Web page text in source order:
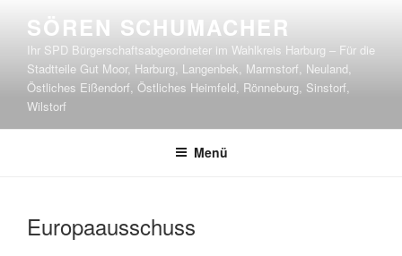
Inhalt
springen
SÖREN SCHUMACHER
Ihr SPD Bürgerschaftsabgeordneter im Wahlkreis Harburg – Für die
Stadtteile Gut Moor, Harburg, Langenbek, Marmstorf, Neuland,
Östliches Eißendorf, Östliches Heimfeld, Rönneburg, Sinstorf,
Wilstorf
Menü
Europaausschuss